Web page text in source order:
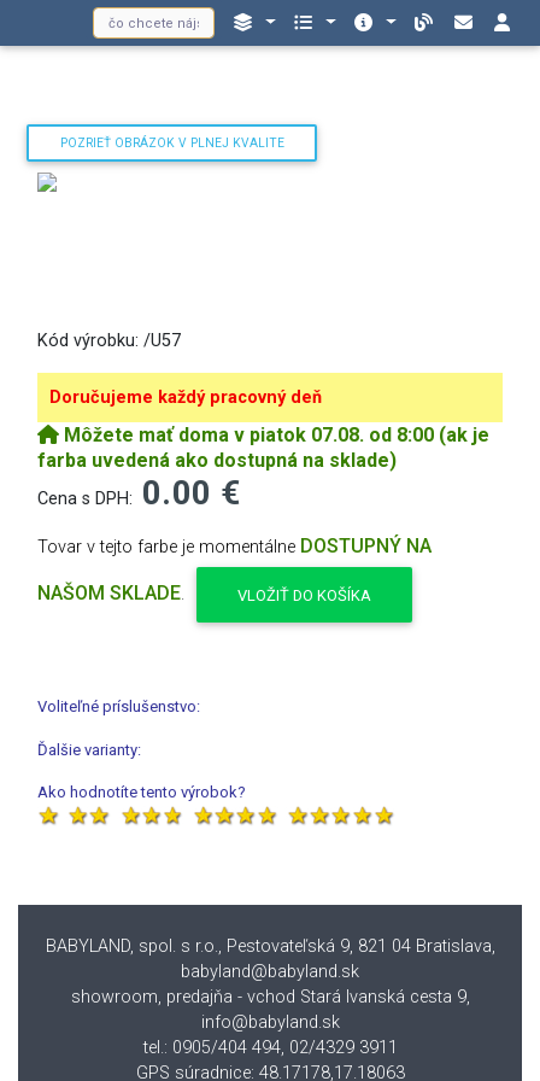
POZRIEŤ OBRÁZOK V PLNEJ KVALITE
Kód výrobku: /U57
Doručujeme každý pracovný deň
Môžete mať doma v piatok 07.08. od 8:00 (ak je
farba uvedená ako dostupná na sklade)
Cena s DPH: 0.00 €
Tovar v tejto farbe je momentálne DOSTUPNÝ NA
NAŠOM SKLADE. VLOŽIŤ DO KOŠÍKA
Voliteľné príslušenstvo:
Ďalšie varianty:
Ako hodnotíte tento výrobok?
BABYLAND, spol. s r.o., Pestovateľská 9, 821 04 Bratislava,
babyland@babyland.sk
showroom, predajňa - vchod Stará Ivanská cesta 9,
info@babyland.sk
tel.: 0905/404 494, 02/4329 3911
GPS súradnice: 48.17178,17.18063